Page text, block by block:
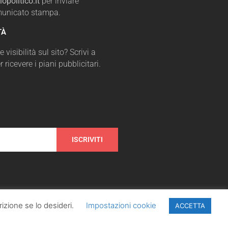
stampa.
visibilità sul sito? Scrivi a
ricevere i piani pubblicitari.
ISCRIVITI
se lo desideri. Impostazioni cookie ACCETTA